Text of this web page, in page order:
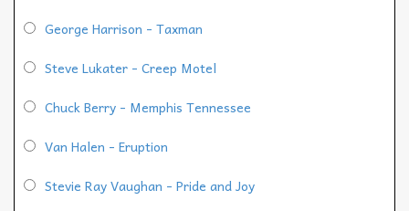
George Harrison - Taxman
Steve Lukater - Creep Motel
Chuck Berry - Memphis Tennessee
Van Halen - Eruption
Stevie Ray Vaughan - Pride and Joy